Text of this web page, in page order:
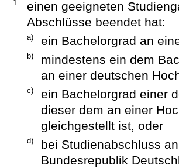
1.
einen geeigneten
Abschlüsse beendet hat:
a) ein Bachelorgrad an
b)
mindestens ein dem
an einer deutschen
c)
ein Bachelorgrad einer
dieser dem an einer
gleichgestellt ist, oder
d)
bei Studienabschluss
Bundesrepublik